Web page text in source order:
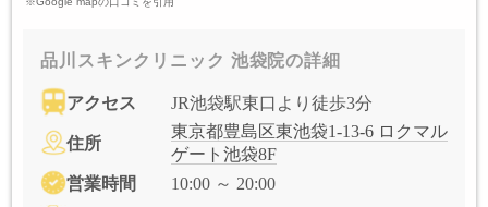
品川スキンクリニック 池袋院の詳細
アクセス JR池袋駅東口より徒歩3分
住所
東京都豊島区東池袋1-13-6 ロクマル
ゲート池袋8F
営業時間
10:00 ～ 20:00